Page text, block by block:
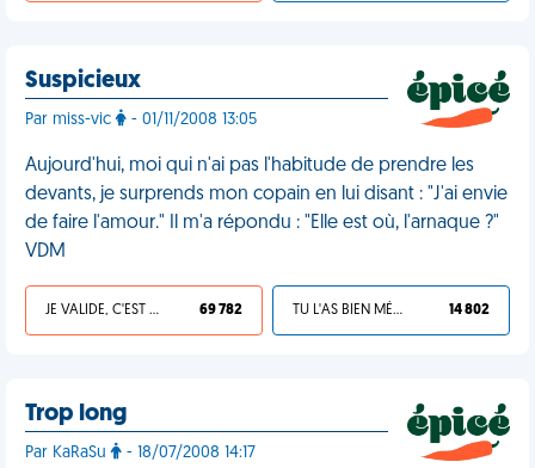
Suspicieux
Par miss-vic - 01/11/2008 13:05
Aujourd'hui, moi qui n'ai pas l'habitude de prendre les
devants, je surprends mon copain en lui disant : "J'ai envie
de faire l'amour." Il m'a répondu : "Elle est où, l'arnaque ?"
VDM
JE VALIDE, C'EST UNE VDM 69 782 TU L'AS BIEN MÉRITÉ 14 802
Trop long
Par KaRaSu - 18/07/2008 14:17